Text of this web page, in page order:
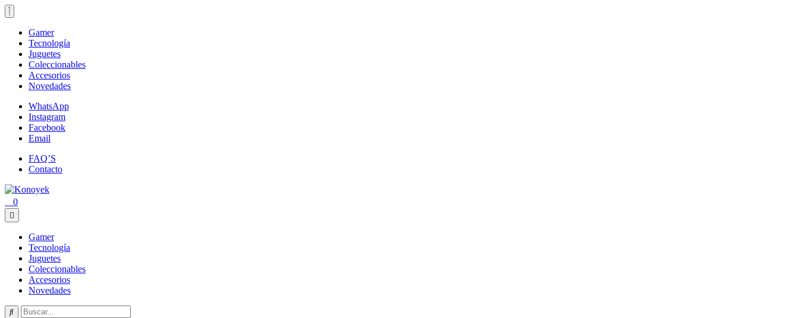
Loading...
Gamer
Tecnología
Juguetes
Coleccionables
Accesorios
Novedades
WhatsApp
Instagram
Facebook
Email
FAQ’S
Contacto
0
Gamer
Tecnología
Juguetes
Coleccionables
Accesorios
Novedades